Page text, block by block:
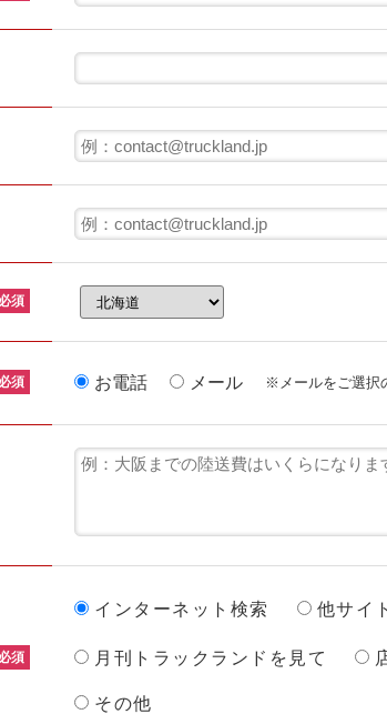
必須
必須 お電話 メール ※メールをご選択
必須
インターネット検索 他サイ
月刊トラックランドを見て
その他